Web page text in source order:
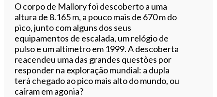
O corpo de Mallory foi descoberto a uma
altura de 8.165 m, a pouco mais de 670 m do
pico, junto com alguns dos seus
equipamentos de escalada, um relógio de
pulso e um altímetro em 1999. A descoberta
reacendeu uma das grandes questões por
responder na exploração mundial: a dupla
terá chegado ao pico mais alto do mundo, ou
caíram em agonia?